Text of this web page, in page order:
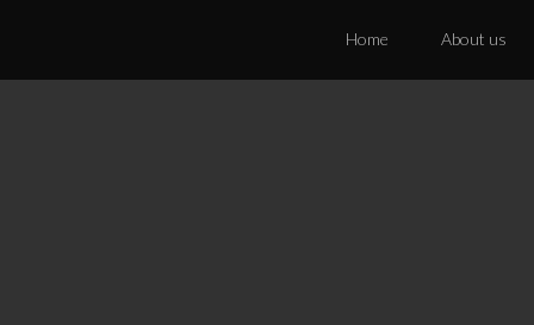
Home About us